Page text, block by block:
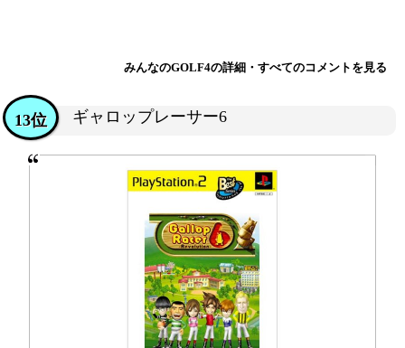
みんなのGOLF4の詳細・すべてのコメントを見る
ギャロップレーサー6
13位